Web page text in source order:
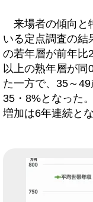
来場者の傾向と
いる定点調査の結
の若年層が前年比
以上の熟年層が同
た一方で、35～
35・8%となった
増加は6年連続とな